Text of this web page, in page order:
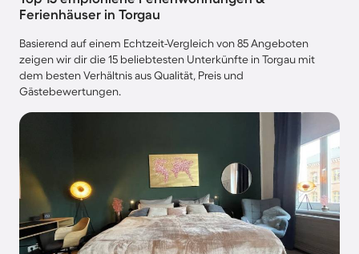
Ferienhäuser in Torgau
Basierend auf einem Echtzeit-Vergleich von 85 Angeboten
zeigen wir dir die 15 beliebtesten Unterkünfte in Torgau mit
dem besten Verhältnis aus Qualität, Preis und
Gästebewertungen.